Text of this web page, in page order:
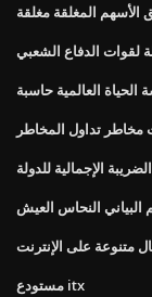
المغلقة مغلقة
لقوات الدفاع الشعبي
الحياة العالمية حاسبة
مخاطر تداول المخاطر
الإجمالية للدولة
البياني النحاس العيش
مستودع itx